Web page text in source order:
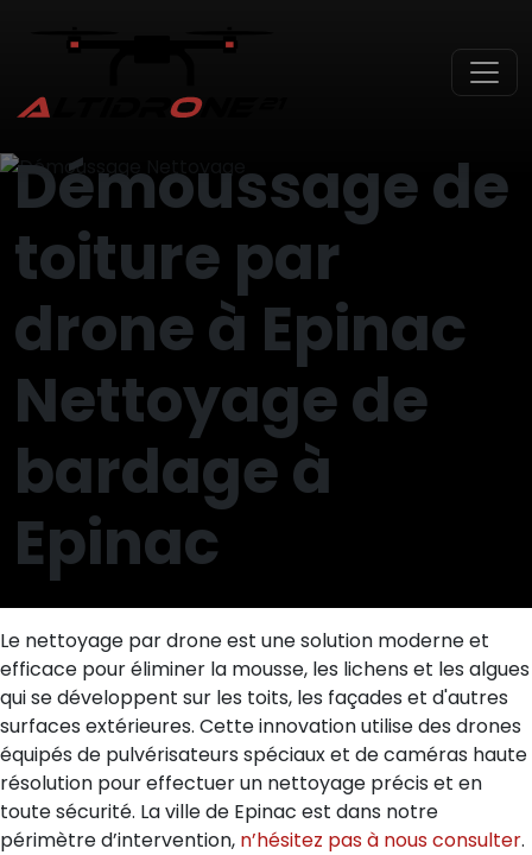
Démoussage de
toiture par
drone à Epinac
Nettoyage de
bardage à
Epinac
Le nettoyage par drone est une solution moderne et
efficace pour éliminer la mousse, les lichens et les algues
qui se développent sur les toits, les façades et d'autres
surfaces extérieures. Cette innovation utilise des drones
équipés de pulvérisateurs spéciaux et de caméras haute
résolution pour effectuer un nettoyage précis et en
toute sécurité. La ville de Epinac est dans notre
périmètre d’intervention, n’hésitez pas à nous consulter.